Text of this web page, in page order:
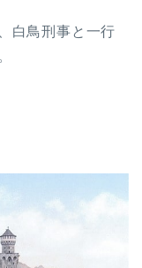
白鳥刑事と一行